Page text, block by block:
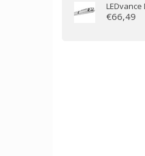
LEDvance
€66,49